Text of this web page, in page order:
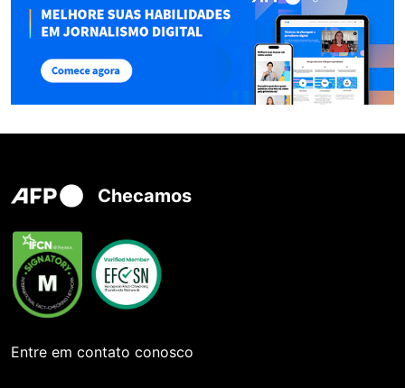
Checamos
Entre em contato conosco